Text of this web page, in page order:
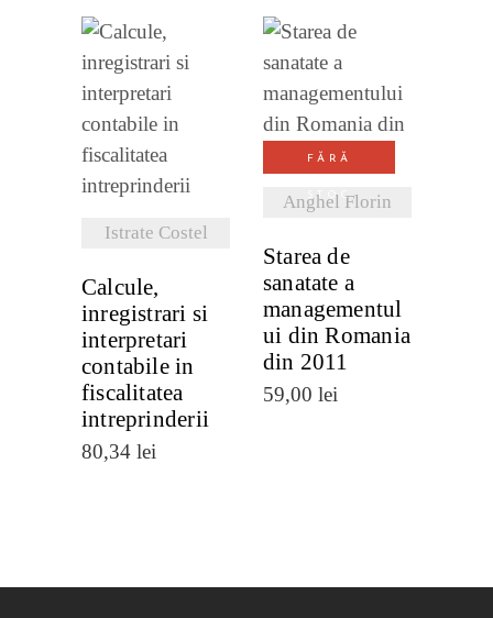
Istrate Costel
DETALII
Calcule,
inregistrari si
interpretari
contabile in
fiscalitatea
intreprinderii
80,34 lei
FĂRĂ
STOC
Anghel Florin
VEZI
DETALII
Starea de
sanatate a
managementul
ui din Romania
din 2011
59,00 lei